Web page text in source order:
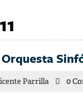
ParrillaVicente
0